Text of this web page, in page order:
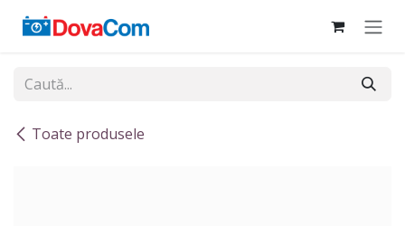
Toate produsele